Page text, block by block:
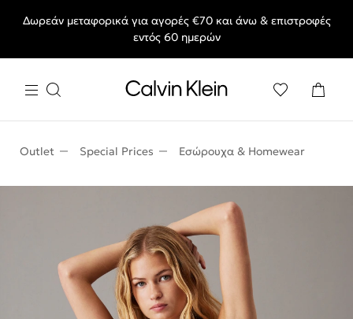
End of Season Sale: Αγαπημένα styles, στις τιμές που θες.
Δωρεάν μεταφορικά για αγορές €70 και άνω & επιστροφές
εντός 60 ημερών
Outlet Special Prices Εσώρουχα & Homewear